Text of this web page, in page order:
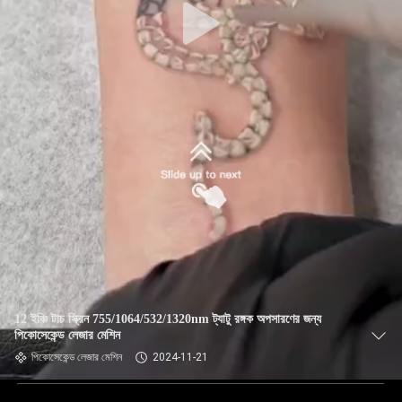
12 ইঞ্চি টাচ স্ক্রিন 755/1064/532/1320nm ট্যাটু রঙ্গক অপসারণের জন্য
পিকোসেকেন্ড লেজার মেশিন
পিকোসেকেন্ড লেজার মেশিন 2024-11-21